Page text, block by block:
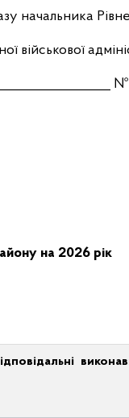
начальника
військової
№
на 2026 рік